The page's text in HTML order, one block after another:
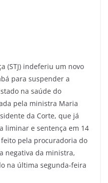
(STJ) indeferiu um novo
para suspender a
na saúde do
pela ministra Maria
da Corte, que já
liminar e sentença em 14
pela procuradoria do
negativa da ministra,
na última segunda-feira